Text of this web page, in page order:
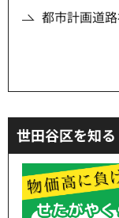
都市計画道
世田谷区を知る